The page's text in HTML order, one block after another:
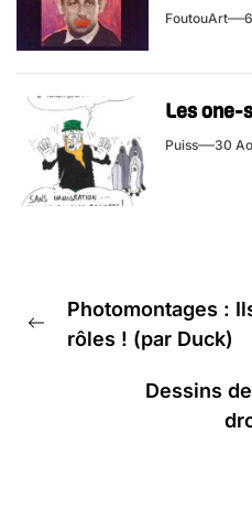
FoutouArt
Les one-
Puiss 30
de
l’article
Previous
Photomontages :
rôles ! (par Duck)
Dessins